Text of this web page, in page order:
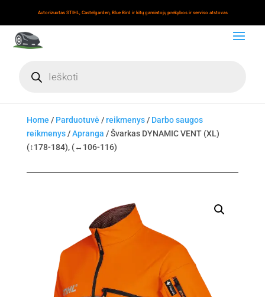
Autorizuotas STIHL, Castelgarden, Blue Bird ir kitų gamintojų prekybos ir serviso atstovas
search
Home / Parduotuvė /reikmenys/ Darbo saugos
reikmenys/Apranga / Švarkas DYNAMIC VENT (XL)
(↕178-184), (↔106-116)